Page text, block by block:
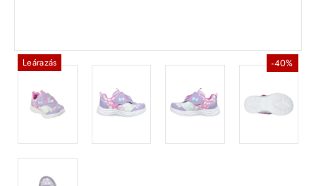
Leárazás -40%